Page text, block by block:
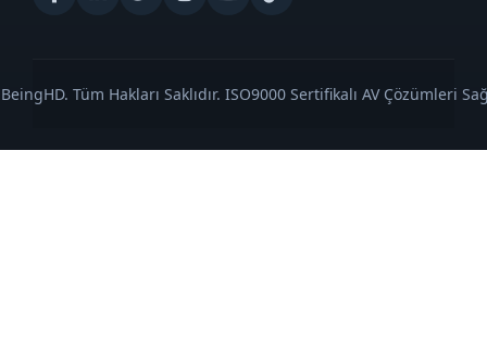
Tüm Hakları Saklıdır. ISO9000 Sertifikalı AV Çözümleri